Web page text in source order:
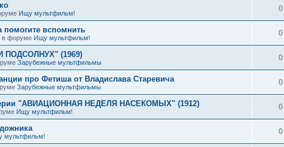
Ищу мультфильм!
0
вспомнить
в форуме Ищу мультфильм!
0
ПОДСОЛНУХ" (1969)
Зарубежные мультфильмы
0
про Фетиша от Владислава Старевича
Зарубежные мультфильмы
0
"АВИАЦИОННАЯ НЕДЕЛЯ НАСЕКОМЫХ" (1912)
Ищу мультфильм!
0
мультфильм!
0